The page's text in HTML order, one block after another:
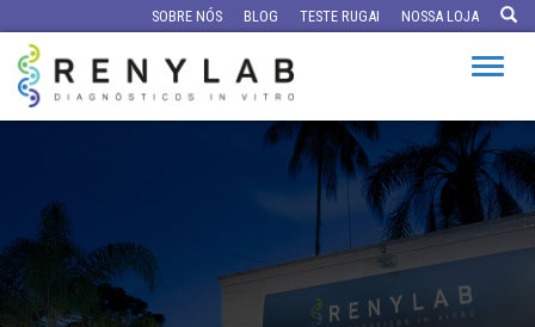
SOBRE NÓS BLOG TESTE RUGAI NOSSA LOJA